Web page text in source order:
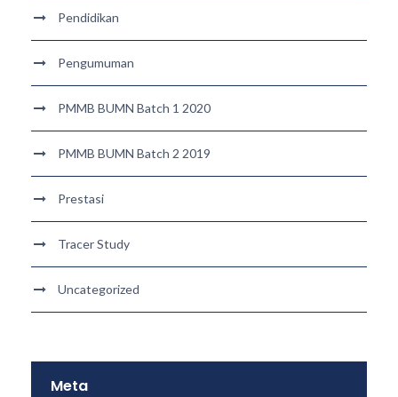
Pendidikan
Pengumuman
PMMB BUMN Batch 1 2020
PMMB BUMN Batch 2 2019
Prestasi
Tracer Study
Uncategorized
Meta